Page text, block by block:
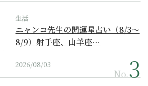
生活
ニャンコ先生の開運星占い（8/3～
8/9）射手座、山羊座…
2026/08/03
No.